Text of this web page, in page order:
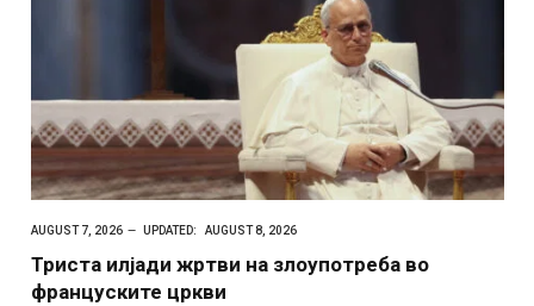
AUGUST 7, 2026 UPDATED: AUGUST 8, 2026
Триста илјади жртви на злоупотреба во
француските цркви